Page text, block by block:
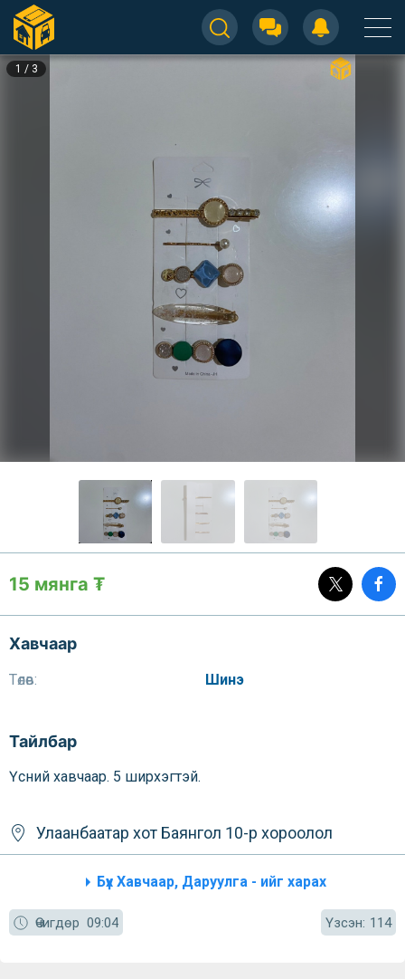
1 / 3
15 мянга ₮
Хавчаар
Төлөв: Шинэ
Тайлбар
Үсний хавчаар. 5 ширхэгтэй.
Улаанбаатар хот Баянгол 10-р хороолол
Бүх Хавчаар, Даруулга - ийг харах
Өчигдөр 09:04 Үзсэн: 114